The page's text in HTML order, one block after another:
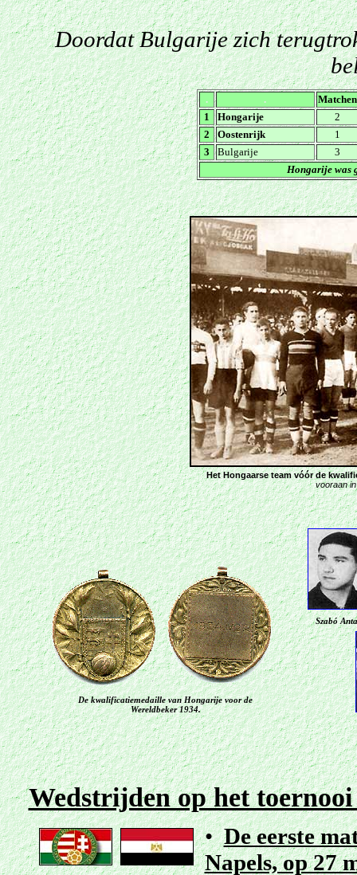
Doordat Bulgarije zich
. .
Matchen
1
Hongarije
2
2
Oostenrijk
1
3
Bulgarije
3
Hongarije was
Het Hongaarse team vóór de
vooraan
De kwalificatiemedaille van Hongarije voor de
Wereldbeker 1934.
Szabó
Wedstrijden op het
•De eerste
Napels, op 27